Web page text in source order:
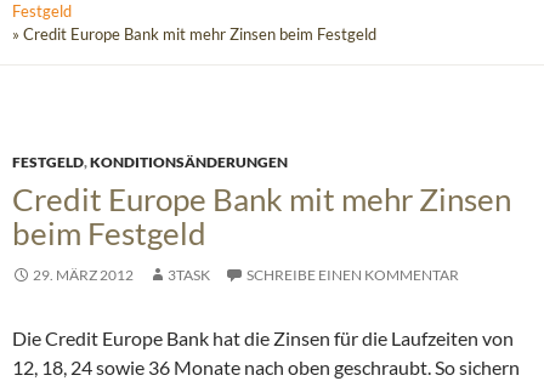
Festgeld
» Credit Europe Bank mit mehr Zinsen beim Festgeld
FESTGELD,KONDITIONSÄNDERUNGEN
Credit Europe Bank mit mehr Zinsen
beim Festgeld
29. MÄRZ 2012 3TASK SCHREIBE EINEN KOMMENTAR
Die Credit Europe Bank hat die Zinsen für die Laufzeiten von
12, 18, 24 sowie 36 Monate nach oben geschraubt.So sichern